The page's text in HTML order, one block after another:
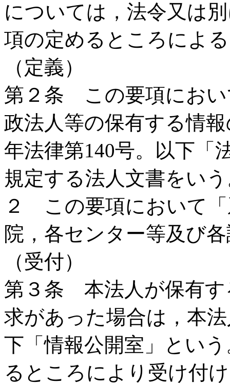
については，法令又は
項の定めるところによ
（定義）
第２条 この要項におい
政法人等の保有する情
年法律第140号。以下「
規定する法人文書をい
２ この要項において
院，各センター等及び
（受付）
第３条 本法人が保有す
求があった場合は，本
下「情報公開室」とい
るところにより受け付